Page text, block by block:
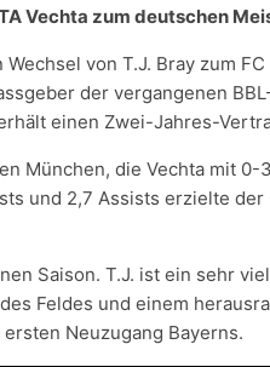
Vechta zum deutschen
von T.J. Bray zum
der vergangenen
einen Zwei-Jahres-
München, die Vechta mit
und 2,7 Assists erzielte
Saison. T.J. ist ein sehr
Feldes und einem
Neuzugang Bayerns.